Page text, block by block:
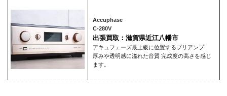
Accuphase
C-280V
出張買取：滋賀県近江八幡市
アキュフェーズ最上級に位置するプリアンプ
厚みや透明感に溢れた音質 完成度の高さを感じ
ます。